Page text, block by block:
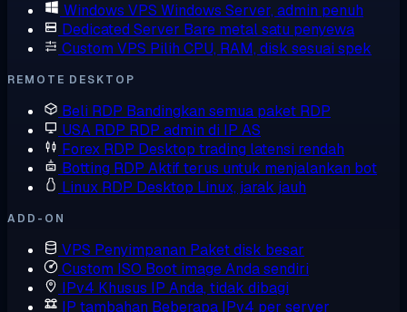
Windows VPS Windows Server, admin penuh
Dedicated Server Bare metal satu penyewa
Custom VPS Pilih CPU, RAM, disk sesuai spek
REMOTE DESKTOP
Beli RDP Bandingkan semua paket RDP
USA RDP RDP admin di IP AS
Forex RDP Desktop trading latensi rendah
Botting RDP Aktif terus untuk menjalankan bot
Linux RDP Desktop Linux, jarak jauh
ADD-ON
VPS Penyimpanan Paket disk besar
Custom ISO Boot image Anda sendiri
IPv4 Khusus IP Anda, tidak dibagi
IP tambahan Beberapa IPv4 per server